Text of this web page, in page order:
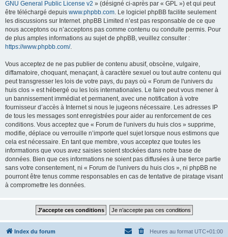
GNU General Public License v2 » (désigné ci-après par « GPL ») et qui peut
être téléchargé depuis www.phpbb.com. Le logiciel phpBB facilite seulement
les discussions sur Internet. phpBB Limited n’est pas responsable de ce que
nous acceptons ou n’acceptons pas comme contenu ou conduite permis. Pour
de plus amples informations au sujet de phpBB, veuillez consulter :
https://www.phpbb.com/.
Vous acceptez de ne pas publier de contenu abusif, obscène, vulgaire,
diffamatoire, choquant, menaçant, à caractère sexuel ou tout autre contenu qui
peut transgresser les lois de votre pays, du pays où « Forum de l'univers du
huis clos » est hébergé ou les lois internationales. Le faire peut vous mener à
un bannissement immédiat et permanent, avec une notification à votre
fournisseur d’accès à Internet si nous le jugeons nécessaire. Les adresses IP
de tous les messages sont enregistrées pour aider au renforcement de ces
conditions. Vous acceptez que « Forum de l'univers du huis clos » supprime,
modifie, déplace ou verrouille n’importe quel sujet lorsque nous estimons que
cela est nécessaire. En tant que membre, vous acceptez que toutes les
informations que vous avez saisies soient stockées dans notre base de
données. Bien que ces informations ne soient pas diffusées à une tierce partie
sans votre consentement, ni « Forum de l'univers du huis clos », ni phpBB ne
pourront être tenus comme responsables en cas de tentative de piratage visant
à compromettre les données.
Index du forum Heures au format UTC+01:00